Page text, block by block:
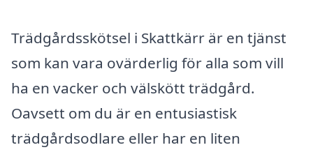
Trädgårdsskötsel i Skattkärr är en tjänst
som kan vara ovärderlig för alla som vill
ha en vacker och välskött trädgård.
Oavsett om du är en entusiastisk
trädgårdsodlare eller har en liten